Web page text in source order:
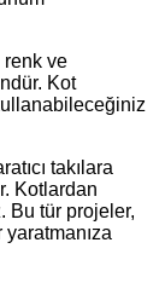
renk ve
Kot
takılara
Kotlardan
Bu tür projeler,
yaratmanıza